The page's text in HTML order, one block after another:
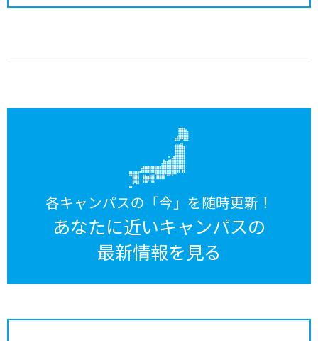
各キャンパスの「今」を随時更新！
あなたに近いキャンパスの
最新情報を見る